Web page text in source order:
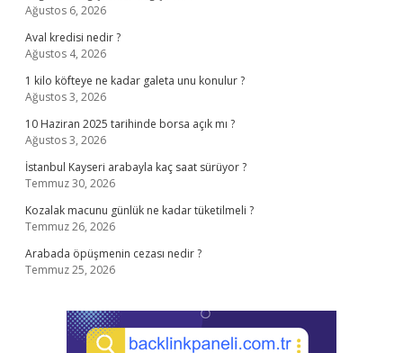
Ağustos 6, 2026
Aval kredisi nedir ?
Ağustos 4, 2026
1 kilo köfteye ne kadar galeta unu konulur ?
Ağustos 3, 2026
10 Haziran 2025 tarihinde borsa açık mı ?
Ağustos 3, 2026
İstanbul Kayseri arabayla kaç saat sürüyor ?
Temmuz 30, 2026
Kozalak macunu günlük ne kadar tüketilmeli ?
Temmuz 26, 2026
Arabada öpüşmenin cezası nedir ?
Temmuz 25, 2026